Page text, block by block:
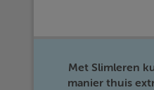
Met Slimleren
manier thuis